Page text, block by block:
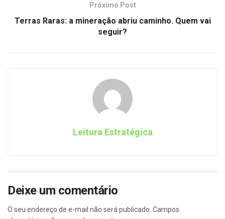
Próximo Post
Terras Raras: a mineração abriu caminho. Quem vai
seguir?
Leitura Estratégica
Deixe um comentário
O seu endereço de e-mail não será publicado. Campos